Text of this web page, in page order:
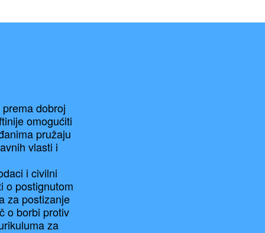
dobroj
omogućiti
pružaju
vlasti i
i civilni
o postignutom
za postizanje
o borbi protiv
za